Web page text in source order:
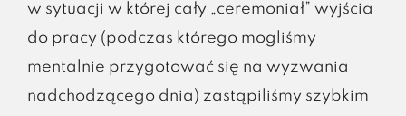
w sytuacji w której cały „ceremoniał” wyjścia
do pracy (podczas którego mogliśmy
mentalnie przygotować się na wyzwania
nadchodzącego dnia) zastąpiliśmy szybkim